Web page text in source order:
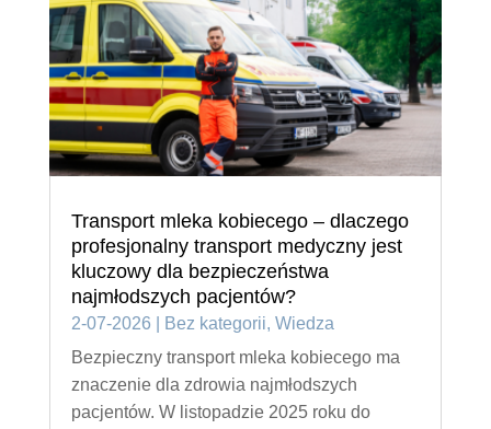
Transport mleka kobiecego – dlaczego
profesjonalny transport medyczny jest
kluczowy dla bezpieczeństwa
najmłodszych pacjentów?
2-07-2026 Bez kategorii, Wiedza
Bezpieczny transport mleka kobiecego ma
znaczenie dla zdrowia najmłodszych
pacjentów. W listopadzie 2025 roku do